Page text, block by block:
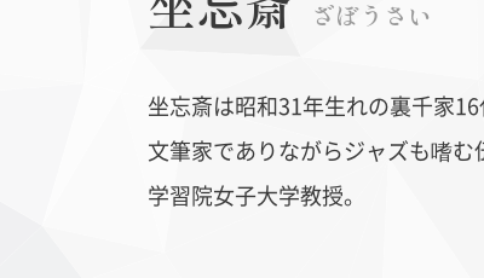
丹波布
ざぼうさい
坐忘斎は昭和31年生れの裏千家16
文筆家でありながらジャズも嗜む
学習院女子大学教授。